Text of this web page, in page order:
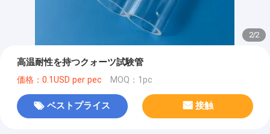
2/2
高温耐性を持つクォーツ試験管
価格：0.1USD per pec MOQ：1pc
ベストプライス 接触